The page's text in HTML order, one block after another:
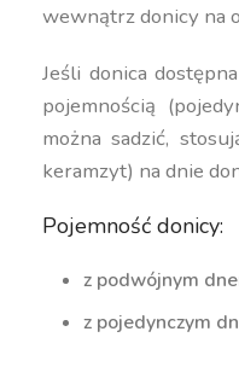
wewnątrz donicy na
Jeśli donica
pojemnością
można sadzić,
keramzyt) na dnie
Pojemność donicy:
z podwójnym
z pojedynczym